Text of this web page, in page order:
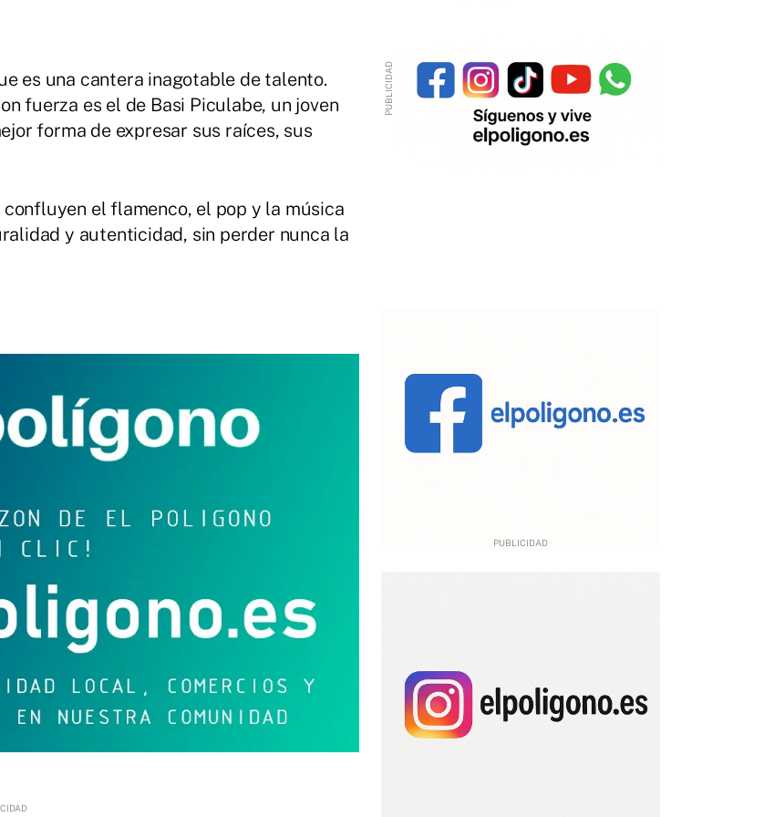
es una cantera inagotable de talento.
fuerza es el de Basi Piculabe, un joven
forma de expresar sus raíces, sus
confluyen el flamenco, el pop y la música
y autenticidad, sin perder nunca la